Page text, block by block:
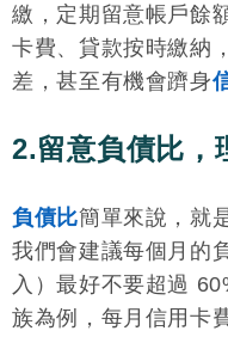
繳，定期留意帳戶餘
卡費、貸款按時繳納
差，甚至有機會躋身
2.留意負債比，
負債比簡單來說，就
我們會建議每個月的
入）最好不要超過
族為例，每月信用卡